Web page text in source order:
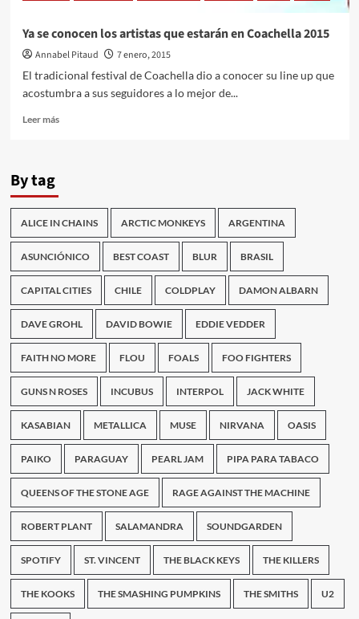
Ya se conocen los artistas que estarán en Coachella 2015
Annabel Pitaud
7 enero, 2015
El tradicional festival de Coachella dio a conocer su line up que
acostumbra a sus seguidores a lo mejor de...
Leer másLeer
conocen
los
artistas
que
estarán
en
Coachella
By tag
ALICE IN CHAINS ARCTIC MONKEYS ARGENTINA
ASUNCIÓNICO BEST COAST BLUR BRASIL
CAPITAL CITIES CHILE COLDPLAY DAMON ALBARN
DAVE GROHL DAVID BOWIE EDDIE VEDDER
FAITH NO MORE FLOU FOALS FOO FIGHTERS
GUNS N ROSES INCUBUS INTERPOL JACK WHITE
KASABIAN METALLICA MUSE NIRVANA OASIS
PAIKO PARAGUAY PEARL JAM PIPA PARA TABACO
QUEENS OF THE STONE AGE RAGE AGAINST THE MACHINE
ROBERT PLANT SALAMANDRA SOUNDGARDEN
SPOTIFY ST. VINCENT THE BLACK KEYS THE KILLERS
THE KOOKS THE SMASHING PUMPKINS THE SMITHS U2